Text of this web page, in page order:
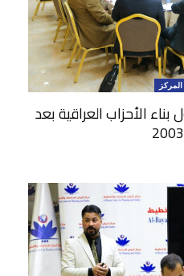
المركز
الأحزاب العراقية بعد